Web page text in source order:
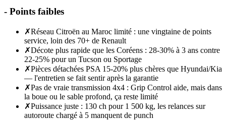
- Points faibles
✗Réseau Citroën au Maroc limité : une vingtaine de points
service, loin des 70+ de Renault
✗Décote plus rapide que les Coréens : 28-30% à 3 ans contre
22-25% pour un Tucson ou Sportage
✗Pièces détachées PSA 15-20% plus chères que Hyundai/Kia
— l'entretien se fait sentir après la garantie
✗Pas de vraie transmission 4x4 : Grip Control aide, mais dans
la boue ou le sable profond, ça reste limité
✗Puissance juste : 130 ch pour 1 500 kg, les relances sur
autoroute chargé à 5 manquent de punch